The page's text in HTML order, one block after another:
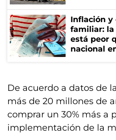
Inflación y
familiar: la
está peor
nacional
De acuerdo a datos de
más de 20 millones de
comprar un 30% más a
implementación de la